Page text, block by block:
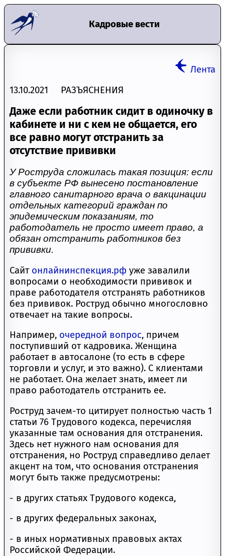
Кадровые вести
Лента
13.10.2021 РАЗЪЯСНЕНИЯ
Даже если работник сидит в одиночку в
кабинете и ни с кем не общается, его
все равно могут отстранить за
отсутствие прививки
У Роструда сложилась такая позиция: если
в субъекте РФ вынесено постановление
главного санитарного врача о вакцинации
отдельных категорий граждан по
эпидемическим показаниям, то
работодатель не просто имеет право, а
обязан отстранить работников без
прививки.
Сайт онлайнинспекция.рф уже завалили
вопросами о необходимости прививок и
праве работодателя отстранять работников
без прививок. Роструд обычно многословно
отвечает на такие вопросы.
Например, очередной вопрос, причем
поступивший от кадровика. Женщина
работает в автосалоне (то есть в сфере
торговли и услуг, и это важно). С клиентами
не работает. Она желает знать, имеет ли
право работодатель отстранить ее.
Роструд зачем-то цитирует полностью часть 1
статьи 76 Трудового кодекса, перечисляя
указанные там основания для отстранения.
Здесь нет нужного нам основания для
отстранения, но Роструд справедливо делает
акцент на том, что основания отстранения
могут быть также предусмотрены:
- в других статьях Трудового кодекса,
- в других федеральных законах,
- в иных нормативных правовых актах
Российской Федерации.